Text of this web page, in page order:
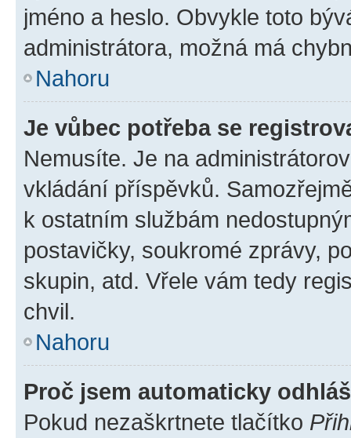
jméno a heslo. Obvykle toto
administrátora, možná má
Nahoru
Je vůbec potřeba se
Nemusíte. Je na
vkládání příspěvků.
k ostatním službám
postavičky, soukromé zprávy,
skupin, atd. Vřele vám tedy
chvil.
Nahoru
Proč jsem automaticky
Pokud nezaškrtnete tlačítko